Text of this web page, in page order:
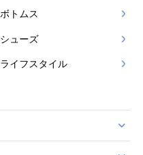
ボトムス
シューズ
ライフスタイル